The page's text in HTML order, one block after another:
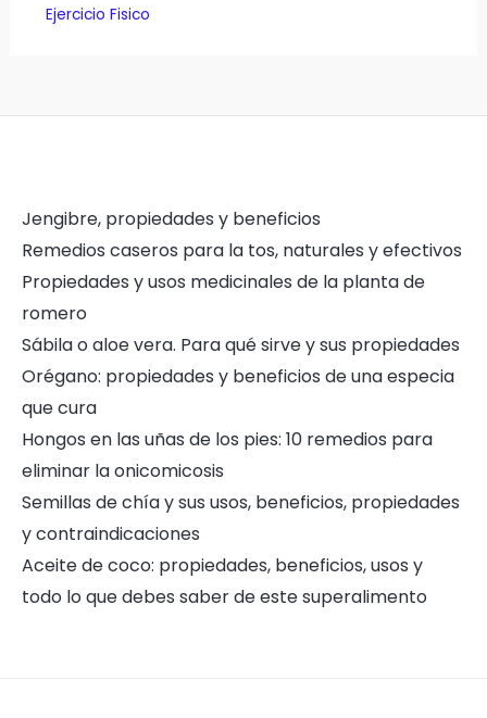
Ejercicio Fisico
Jengibre, propiedades y beneficios
Remedios caseros para la tos, naturales y efectivos
Propiedades y usos medicinales de la planta de
romero
Sábila o aloe vera. Para qué sirve y sus propiedades
Orégano: propiedades y beneficios de una especia
que cura
Hongos en las uñas de los pies: 10 remedios para
eliminar la onicomicosis
Semillas de chía y sus usos, beneficios, propiedades
y contraindicaciones
Aceite de coco: propiedades, beneficios, usos y
todo lo que debes saber de este superalimento